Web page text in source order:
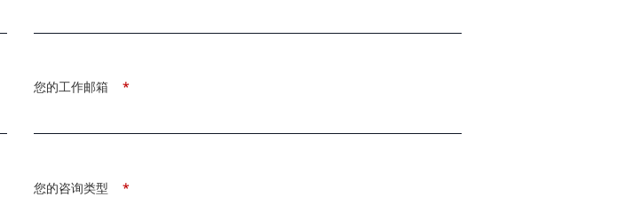
*
您的工作邮箱
*
您的咨询类型